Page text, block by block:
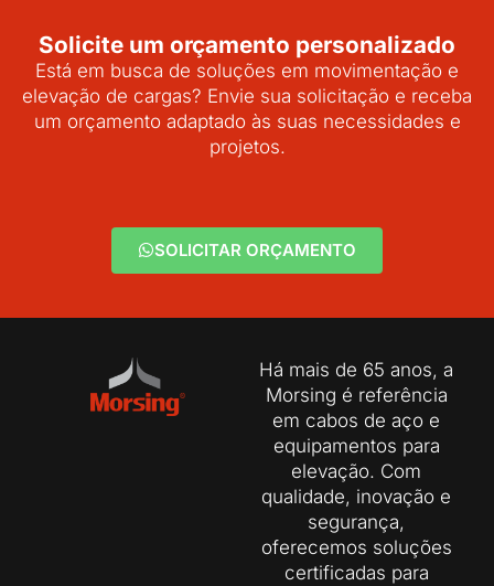
Solicite um orçamento personalizado
Está em busca de soluções em movimentação e
elevação de cargas? Envie sua solicitação e receba
um orçamento adaptado às suas necessidades e
projetos.
SOLICITAR ORÇAMENTO
Há mais de 65 anos, a
Morsing é referência
em cabos de aço e
equipamentos para
elevação. Com
qualidade, inovação e
segurança,
oferecemos soluções
certificadas para